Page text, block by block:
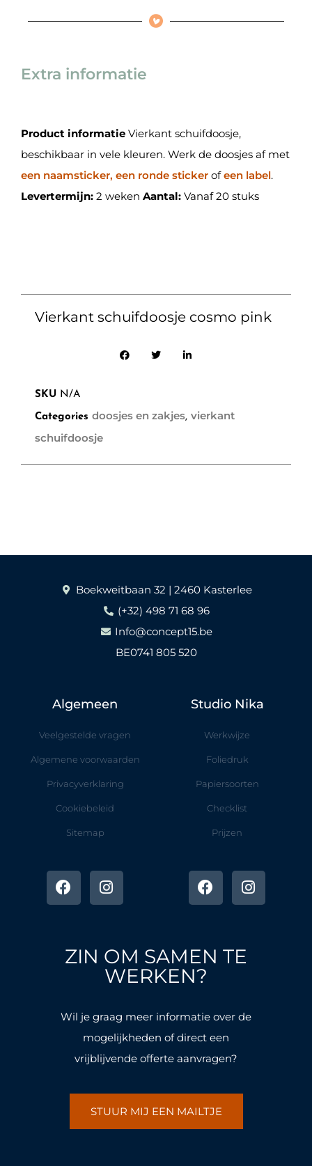
Extra informatie
Product informatie Vierkant schuifdoosje,
beschikbaar in vele kleuren. Werk de doosjes af met
een naamsticker, een ronde sticker ofeen label.
Levertermijn: 2 weken Aantal: Vanaf 20 stuks
Vierkant schuifdoosje cosmo pink
SKU N/A
Categories doosjes en zakjes, vierkant
schuifdoosje
Boekweitbaan 32 | 2460 Kasterlee
(+32) 498 71 68 96
Info@concept15.be
BE0741 805 520
Algemeen
Veelgestelde vragen
Algemene voorwaarden
Privacyverklaring
Cookiebeleid
Sitemap
a
c
e
o
n
s
t
r
a
m
Studio Nika
Werkwijze
Foliedruk
Papiersoorten
Checklist
Prijzen
a
c
e
o
k
n
s
t
ZIN OM SAMEN TE
WERKEN?
Wil je graag meer informatie over de
mogelijkheden of direct een
vrijblijvende offerte aanvragen?
STUUR MIJ EEN MAILTJE